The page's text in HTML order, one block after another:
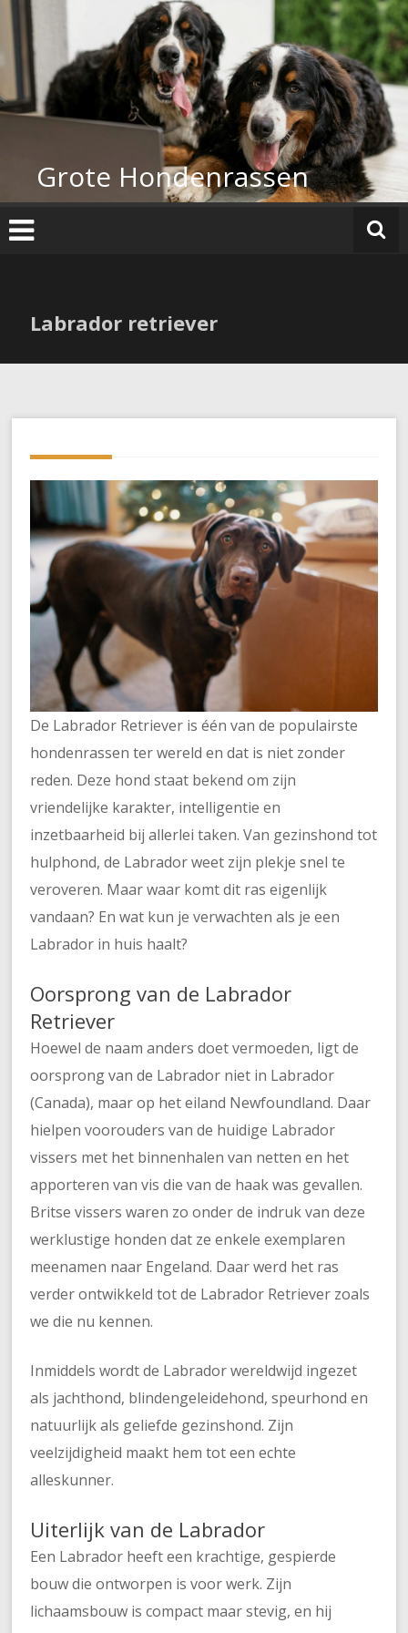
Ga
naar
de
inhoud
Grote Hondenrassen
Labrador retriever
De Labrador Retriever is één van de populairste
hondenrassen ter wereld en dat is niet zonder
reden. Deze hond staat bekend om zijn
vriendelijke karakter, intelligentie en
inzetbaarheid bij allerlei taken. Van gezinshond tot
hulphond, de Labrador weet zijn plekje snel te
veroveren. Maar waar komt dit ras eigenlijk
vandaan? En wat kun je verwachten als je een
Labrador in huis haalt?
Oorsprong van de Labrador
Retriever
Hoewel de naam anders doet vermoeden, ligt de
oorsprong van de Labrador niet in Labrador
(Canada), maar op het eiland Newfoundland. Daar
hielpen voorouders van de huidige Labrador
vissers met het binnenhalen van netten en het
apporteren van vis die van de haak was gevallen.
Britse vissers waren zo onder de indruk van deze
werklustige honden dat ze enkele exemplaren
meenamen naar Engeland. Daar werd het ras
verder ontwikkeld tot de Labrador Retriever zoals
we die nu kennen.
Inmiddels wordt de Labrador wereldwijd ingezet
als jachthond, blindengeleidehond, speurhond en
natuurlijk als geliefde gezinshond. Zijn
veelzijdigheid maakt hem tot een echte
alleskunner.
Uiterlijk van de Labrador
Een Labrador heeft een krachtige, gespierde
bouw die ontworpen is voor werk. Zijn
lichaamsbouw is compact maar stevig, en hij